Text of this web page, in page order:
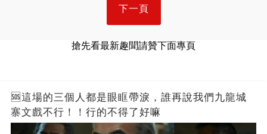
下一頁
搶先看最新趣聞請贊下面專頁
🆘這場的三個人都是眼眶帶淚，誰再說我們九龍城
寨文戲不行！！行的不得了好嘛